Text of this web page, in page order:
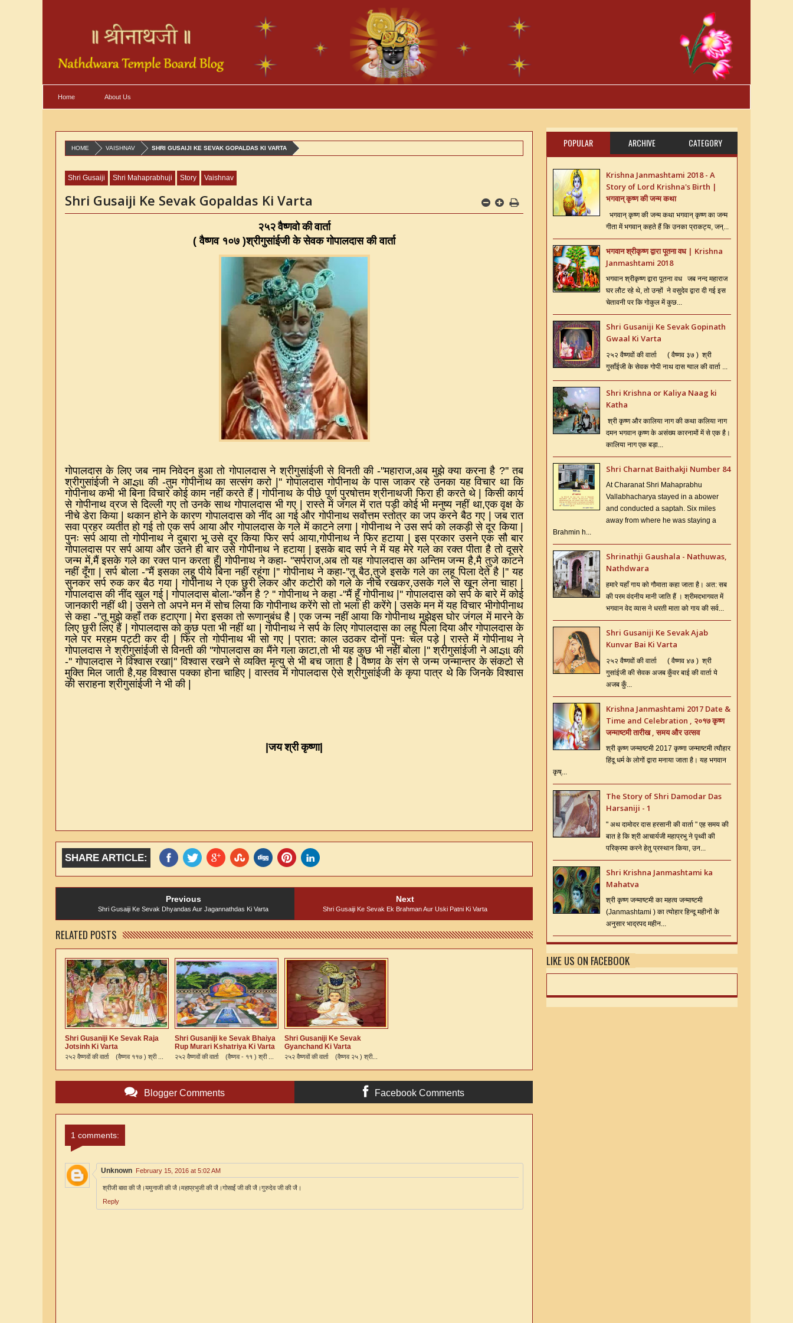
Home About Us
HOME VAISHNAV SHRI GUSAIJI KE SEVAK GOPALDAS KI VARTA
Shri Gusaiji Shri Mahaprabhuji Story Vaishnav
Shri Gusaiji Ke Sevak Gopaldas Ki Varta
२५२ वैष्णवो की वार्ता
(वैष्णव १०७)श्रीगुसांईजी के सेवक गोपालदास की वार्ता
गोपालदास के लिए जब नाम निवेदन हुआ तो गोपालदास ने श्रीगुसांईजी से विनती की-''महाराज,अब मुझे क्या करना है ?''तब
श्रीगुसांईजी ने आજ્ઞાकी -तुम गोपीनाथ का सत्संग करो |''गोपालदास गोपीनाथ के पास जाकर रहे उनका यह विचार था कि
गोपीनाथ कभी भी बिना विचारे कोई काम नहीं करते हैं |गोपीनाथ के पीछे पूर्ण पुरषोत्तम श्रीनाथजी फिरा ही करते थे |किसी कार्य
से गोपीनाथ व्रज से दिल्ली गए तो उनके साथ गोपालदास भी गए |रास्ते में जंगल में रात पड़ी कोई भी मनुष्य नहीं था,एक वृक्ष के
नीचे डेरा किया |थकान होने के कारण गोपालदास को नींद आ गई और गोपीनाथ सर्वोत्तम स्तोत्र का जप करने बैठ गए |जब रात
सवा प्रहर व्यतीत हो गई तो एक सर्प आया और गोपालदास के गले में काटने लगा |गोपीनाथ ने उस सर्प को लकड़ी से दूर किया |
पुनः सर्प आया तो गोपीनाथ ने दुबारा भू उसे दूर किया फिर सर्प आया,गोपीनाथ ने फिर हटाया |इस प्रकार उसने एक सौ बार
गोपालदास पर सर्प आया और उतने ही बार उसे गोपीनाथ ने हटाया |इसके बाद सर्प ने में यह मेरे गले का रक्त पीता है तो दूसरे
जन्म में,मैं इसके गले का रक्त पान करता हूँ|गोपीनाथ ने कहा- ''सर्पराज,अब तो यह गोपालदास का अन्तिम जन्म है,मै तुजे काटने
नहीं दूँगा |सर्प बोला -''मैं इसका लहू पीये बिना नहीं रहूंगा |''गोपीनाथ ने कहा-''तू बैठ,तुजे इसके गले का लहू पिला देते है |''यह
सुनकर सर्प रुक कर बैठ गया |गोपीनाथ ने एक छुरी लेकर और कटोरी को गले के नीचे रखकर,उसके गले से खून लेना चाहा |
गोपालदास की नींद खुल गई |गोपालदास बोला-''कौन है? ''गोपीनाथ ने कहा-''मैं हूँ गोपीनाथ |''गोपालदास को सर्प के बारे में कोई
जानकारी नहीं थी |उसने तो अपने मन में सोच लिया कि गोपीनाथ करेंगे सो तो भला ही करेंगे |उसके मन में यह विचार भीगोपीनाथ
से कहा -''तू मुझे कहाँ तक हटाएगा |मेरा इसका तो रूणानुबंध है |एक जन्म नहीं आया कि गोपीनाथ मुझेइस घोर जंगल में मारने के
लिए छुरी लिए हैं |गोपालदास को कुछ पता भी नहीं था |गोपीनाथ ने सर्प के लिए गोपालदास का लहू पिला दिया और गोपालदास के
गले पर मरहम पट्टी कर दी |फिर तो गोपीनाथ भी सो गए |प्रात:काल उठकर दोनों पुनः चल पड़े |रास्ते में गोपीनाथ ने
गोपालदास ने श्रीगुसांईजी से विनती की ''गोपालदास का मैंने गला काटा,तो भी यह कुछ भी नहीं बोला |''श्रीगुसांईजी ने आજ્ઞાकी
-''गोपालदास ने विश्वास रखा|''विश्वास रखने से व्यक्ति मृत्यु से भी बच जाता है |वैष्णव के संग से जन्म जन्मान्तर के संकटो से
मुक्ति मिल जाती है,यह विश्वास पक्का होना चाहिए |वास्तव में गोपालदास ऐसे श्रीगुसांईजी के कृपा पात्र थे कि जिनके विश्वास
की सराहना श्रीगुसांईजी ने भी की |
|जय श्री कृष्णा|
SHARE ARTICLE:
Previous
Shri Gusaiji Ke Sevak Dhyandas Aur Jagannathdas Ki Varta
Next
Shri Gusaiji Ke Sevak Ek Brahman Aur Uski Patni Ki Varta
RELATED POSTS
Shri Gusaniji Ke Sevak Raja
Jotsinh Ki Varta
२५२ वैष्णवों की वार्ता (वैष्णव ११७ ) श्री ...
Shri Gusaniji ke Sevak Bhaiya
Rup Murari Kshatriya Ki Varta
२५२ वैष्णवों की वार्ता (वैष्णव - ११ ) श्री ...
Shri Gusaniji Ke Sevak
Gyanchand Ki Varta
२५२ वैष्णवों की वार्ता (वैष्णव २५ ) श्री...
Blogger Comments Facebook Comments
1 comments:
Unknown February 15, 2016 at 5:02 AM
श्रीजी बावा की जै।यमुनाजी की जै।महाप्रभुजी की जै।गोसाईं जी की जै।गुरुदेव जी की जै।
Reply
POPULAR ARCHIVE CATEGORY
Krishna Janmashtami 2018 - A
Story of Lord Krishna's Birth |
भगवान् कृष्ण की जन्म कथा
भगवान् कृष्ण की जन्म कथा भगवान् कृष्ण का जन्म
गीता में भगवान् कहते हैं कि उनका प्राकट्य, जन्...
भगवान श्रीकृष्ण द्वारा पूतना वध | Krishna
Janmashtami 2018
भगवान श्रीकृष्ण द्वारा पूतना वध जब नन्द महाराज
घर लौट रहे थे, तो उन्हों ने वसुदेव द्वारा दी गई इस
चेतावनी पर कि गोकुल में कुछ...
Shri Gusaniji Ke Sevak Gopinath
Gwaal Ki Varta
२५२ वैष्णवों की वार्ता ( वैष्णव ३७ ) श्री
गुसाँईजी के सेवक गोपी नाथ दास ग्वाल की वार्ता ...
Shri Krishna or Kaliya Naag ki
Katha
श्री कृष्ण और कालिया नाग की कथा कलिया नाग
दमन भगवान कृष्ण के असंख्य कारनामों में से एक है।
कालिया नाग एक बड़ा...
Shri Charnat Baithakji Number 84
At Charanat Shri Mahaprabhu
Vallabhacharya stayed in a abower
and conducted a saptah. Six miles
away from where he was staying a
Brahmin h...
Shrinathji Gaushala - Nathuwas,
Nathdwara
हमारे यहाँ गाय को गौमाता कहा जाता है। अत: सब
की परम वंदनीय मानी जाति हैं । श्रीमदभागवत में
भगवान वेद व्यास ने धरती माता को गाय की सर्व...
Shri Gusaniji Ke Sevak Ajab
Kunvar Bai Ki Varta
२५२ वैष्णवों की वार्ता ( वैष्णव ४७ ) श्री
गुसांईजी की सेवक अजब कुँवर बाई की वार्ता ये
अजब कुँ...
Krishna Janmashtami 2017 Date &
Time and Celebration , २०१७ कृष्ण
जन्माष्टमी तारीख , समय और उत्सव
श्री कृष्ण जन्माष्टमी 2017 कृष्णा जन्माष्टमी त्यौहार
हिंदू धर्म के लोगों द्वारा मनाया जाता है। यह भगवान
कृष्...
The Story of Shri Damodar Das
Harsaniji - 1
" अथ दामोदर दास हरसानी की वार्ता " एह समय की
बात हे कि श्री आचार्यजी महाप्रभु ने पृथ्वी की
परिक्रमा करने हेतु प्रस्थान किया, उन...
Shri Krishna Janmashtami ka
Mahatva
श्री कृष्ण जन्माष्टमी का महत्व जन्माष्टमी
(Janmashtami ) का त्योहार हिन्दू महीनों के
अनुसार भाद्रपद महीन...
LIKE US ON FACEBOOK